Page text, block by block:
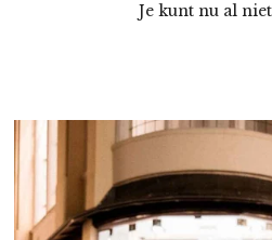
Je kunt nu al